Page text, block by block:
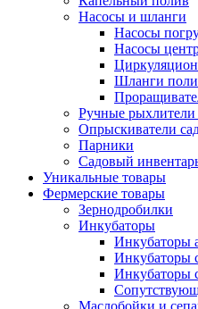
Насосы и шланги
Насосы
Насосы
Шланги
Ручные
Опрыскиватели
Парники
Садовый
Уникальные товары
Фермерские товары
Зернодробилки
Инкубаторы
Инкубаторы
Инкубаторы
Инкубаторы
Маслобойки и